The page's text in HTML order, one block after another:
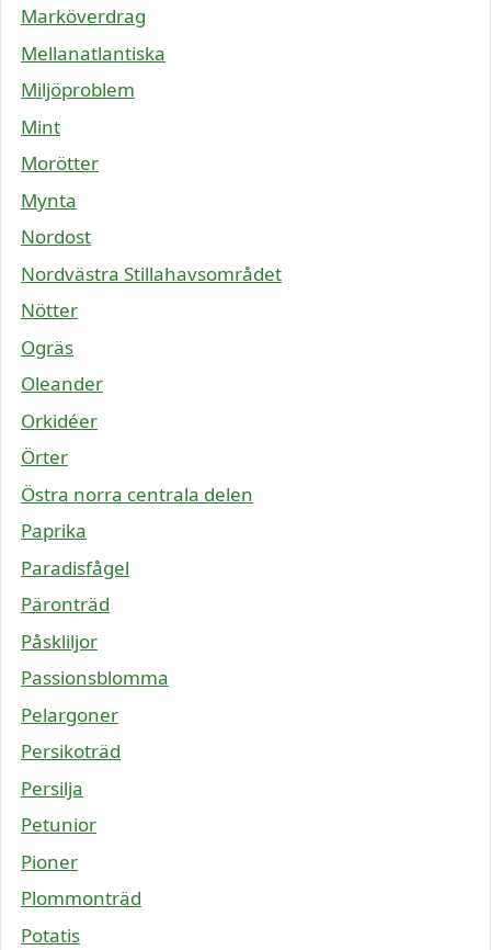
Marköverdrag
Mellanatlantiska
Miljöproblem
Mint
Morötter
Mynta
Nordost
Nordvästra Stillahavsområdet
Nötter
Ogräs
Oleander
Orkidéer
Örter
Östra norra centrala delen
Paprika
Paradisfågel
Päronträd
Påskliljor
Passionsblomma
Pelargoner
Persikoträd
Persilja
Petunior
Pioner
Plommonträd
Potatis